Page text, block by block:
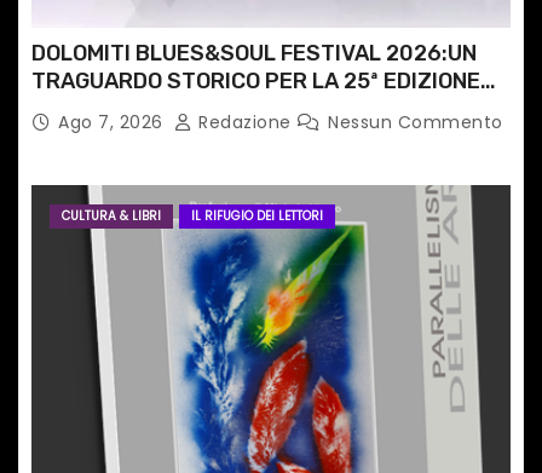
DOLOMITI BLUES&SOUL FESTIVAL 2026:UN
TRAGUARDO STORICO PER LA 25ª EDIZIONE
TRA LE CIME PATRIMONIO UNESCO
Ago 7, 2026 Redazione Nessun Commento
CULTURA & LIBRI IL RIFUGIO DEI LETTORI